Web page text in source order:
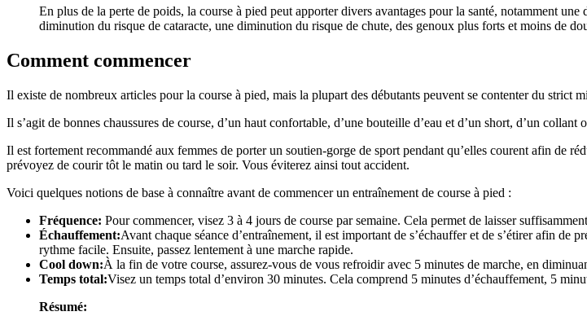
En plus de la perte de poids, la course à pied peut apporter divers avantages pour la santé, notamment
diminution du risque de cataracte, une diminution du risque de chute, des genoux plus forts et moins de
Comment commencer
Il existe de nombreux articles pour la course à pied, mais la plupart des débutants peuvent se contenter du strict
Il s’agit de bonnes chaussures de course, d’un haut confortable, d’une bouteille d’eau et d’un short, d’un collant
Il est fortement recommandé aux femmes de porter un soutien-gorge de sport pendant qu’elles courent afin de
prévoyez de courir tôt le matin ou tard le soir. Vous éviterez ainsi tout accident.
Voici quelques notions de base à connaître avant de commencer un entraînement de course à pied :
Fréquence: Pour commencer, visez 3 à 4 jours de course par semaine. Cela permet de laisser
Échauffement:Avant chaque séance d’entraînement, il est important de s’échauffer et de s’étirer afin de
rythme facile. Ensuite, passez lentement à une marche rapide.
Cool down:À la fin de votre course, assurez-vous de vous refroidir avec 5 minutes de marche, en
Temps total:Visez un temps total d’environ 30 minutes. Cela comprend 5 minutes d’échauffement, 5
Résumé: